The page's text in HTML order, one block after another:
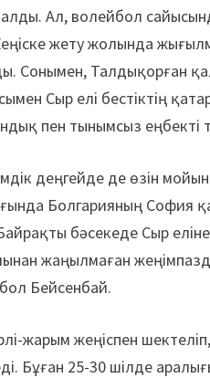
Ал, волейбол
жету жолында
Сонымен, Талдықорған
Сыр елі бестіктің
пен тынымсыз еңбекті
деңгейде де өзін
Болгарияның София
бәсекеде Сыр
жаңылмаған
Бейсенбай.
жарым жеңіспен
Бұған 25-30 шілде